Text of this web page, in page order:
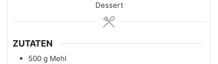
Dessert
ZUTATEN
500 g Mehl